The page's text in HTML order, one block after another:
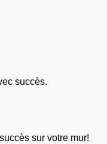
succès.
sur votre mur!